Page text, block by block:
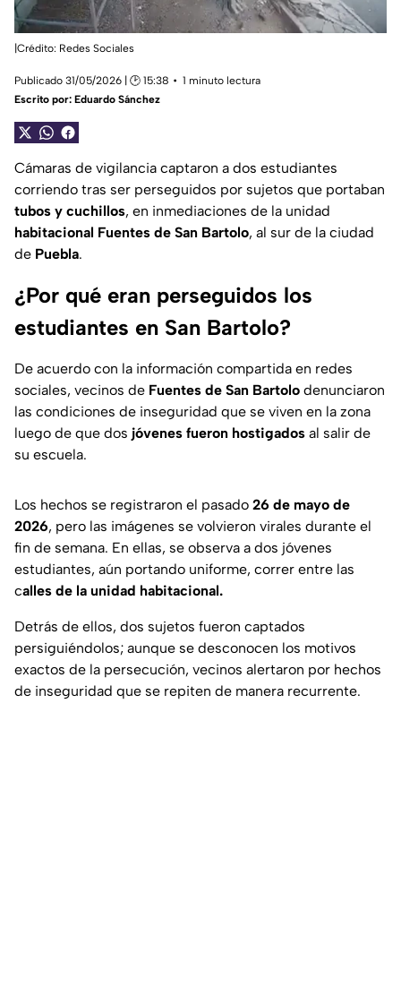
|Crédito: Redes Sociales
Publicado 31/05/2026 | 🕑 15:38
1 minuto lectura
Escrito por: Eduardo Sánchez
Cámaras de vigilancia captaron a dos estudiantes
corriendo tras ser perseguidos por sujetos que portaban
tubos y cuchillos, en inmediaciones de la unidad
habitacional Fuentes de San Bartolo, al sur de la ciudad
de Puebla.
¿Por qué eran perseguidos los
estudiantes en San Bartolo?
De acuerdo con la información compartida en redes
sociales, vecinos de Fuentes de San Bartolo denunciaron
las condiciones de inseguridad que se viven en la zona
luego de que dos jóvenes fueron hostigados al salir de
su escuela.
Los hechos se registraron el pasado 26 de mayo de
2026, pero las imágenes se volvieron virales durante el
fin de semana. En ellas, se observa a dos jóvenes
estudiantes, aún portando uniforme, correr entre las
calles de la unidad habitacional.
Detrás de ellos, dos sujetos fueron captados
persiguiéndolos; aunque se desconocen los motivos
exactos de la persecución, vecinos alertaron por hechos
de inseguridad que se repiten de manera recurrente.